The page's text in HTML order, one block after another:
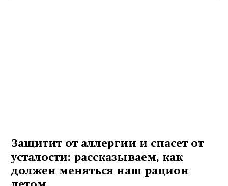
Защитит от аллергии и спасет от
усталости: рассказываем, как
должен меняться наш рацион